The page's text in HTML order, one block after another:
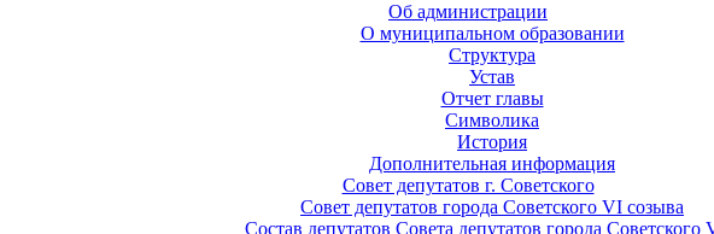
Об администрации
О муниципальном образовании
Структура
Устав
Отчет главы
Символика
История
Дополнительная информация
Совет депутатов г. Советского
Совет депутатов города Советского VI созыва
Состав депутатов Совета депутатов города Советского